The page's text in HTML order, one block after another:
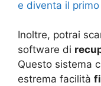
e diventa il
Inoltre, potrai
software di
Questo sistema
estrema facilità